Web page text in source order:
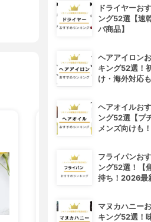
4位
ドライヤーお
ング52選【速
パ商品】
ヘアアイロン
キング52選！
け・海外対応
ヘアオイルお
ング52選【プ
メンズ向けも！
フライパンお
ング52選！【
持ち！2026最
マヌカハニー
キング52選！